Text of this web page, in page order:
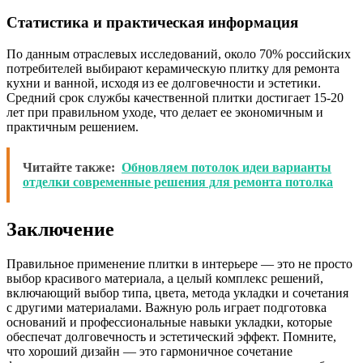
Статистика и практическая информация
По данным отраслевых исследований, около 70% российских
потребителей выбирают керамическую плитку для ремонта
кухни и ванной, исходя из ее долговечности и эстетики.
Средний срок службы качественной плитки достигает 15-20
лет при правильном уходе, что делает ее экономичным и
практичным решением.
Читайте также: Обновляем потолок идеи варианты
отделки современные решения для ремонта потолка
Заключение
Правильное применение плитки в интерьере — это не просто
выбор красивого материала, а целый комплекс решений,
включающий выбор типа, цвета, метода укладки и сочетания
с другими материалами. Важную роль играет подготовка
оснований и профессиональные навыки укладки, которые
обеспечат долговечность и эстетический эффект. Помните,
что хороший дизайн — это гармоничное сочетание